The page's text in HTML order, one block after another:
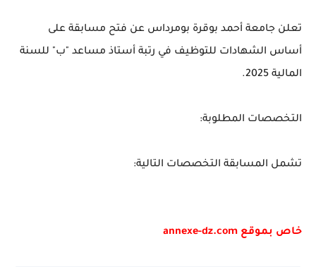
تعلن جامعة أحمد بوقرة بومرداس عن فتح مسابقة على
أساس الشهادات للتوظيف في رتبة أستاذ مساعد "ب" للسنة
المالية 2025.
التخصصات المطلوبة:
تشمل المسابقة التخصصات التالية:
خاص بموقع annexe-dz.com